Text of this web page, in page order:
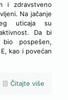
i zdravstveno
Na jačanje
uticaja su
Da bi
pospešen,
kao i povećan
Čitajte više